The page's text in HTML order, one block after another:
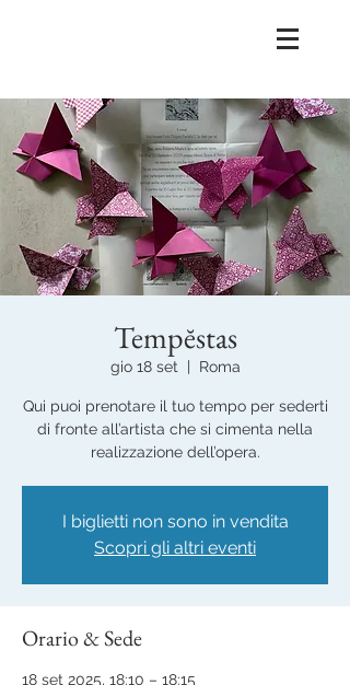
Tempĕstas
gio 18 set
  |
Roma
Qui puoi prenotare il tuo tempo per sederti
di fronte all’artista che si cimenta nella
realizzazione dell’opera.
I biglietti non sono in vendita
Scopri gli altri eventi
Orario & Sede
18 set 2025, 18:10 – 18:15